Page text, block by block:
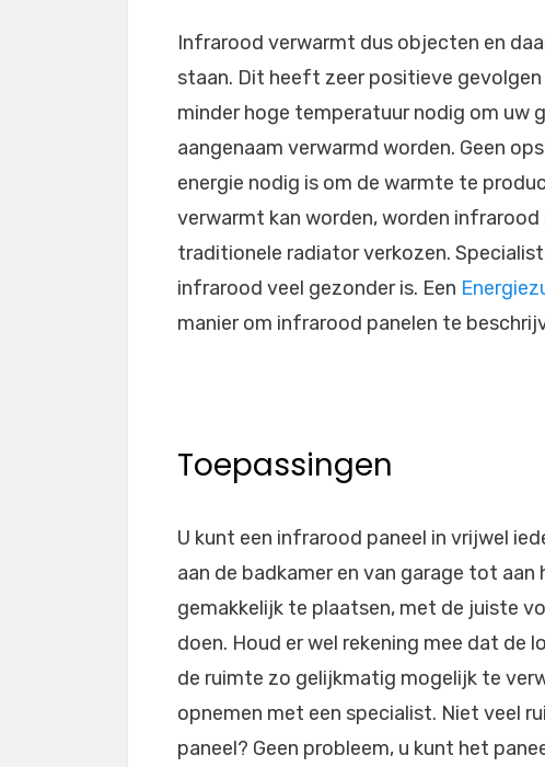
Infrarood verwarmt dus objecten en
staan. Dit heeft zeer positieve
minder hoge temperatuur nodig om uw
aangenaam verwarmd worden. Geen
energie nodig is om de warmte te
verwarmt kan worden, worden
traditionele radiator verkozen.
infrarood veel gezonder is. Een
manier om infrarood panelen te
Toepassingen
U kunt een infrarood paneel in vrijwel
aan de badkamer en van garage tot
gemakkelijk te plaatsen, met de juiste
doen. Houd er wel rekening mee dat de
de ruimte zo gelijkmatig mogelijk te
opnemen met een specialist. Niet veel
paneel? Geen probleem, u kunt het